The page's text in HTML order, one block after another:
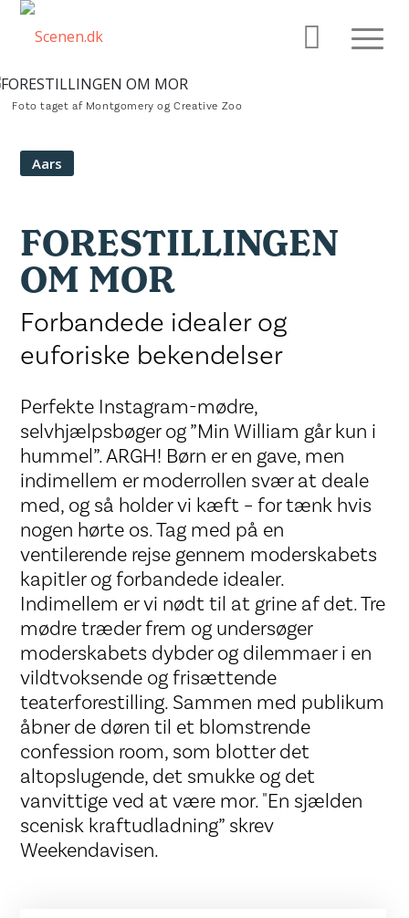
Foto taget af Montgomery og Creative Zoo
Aars
FORESTILLINGEN
OM MOR
Forbandede idealer og
euforiske bekendelser
Perfekte Instagram-mødre,
selvhjælpsbøger og ”Min William går kun i
hummel”. ARGH! Børn er en gave, men
indimellem er moderrollen svær at deale
med, og så holder vi kæft – for tænk hvis
nogen hørte os. Tag med på en
ventilerende rejse gennem moderskabets
kapitler og forbandede idealer.
Indimellem er vi nødt til at grine af det. Tre
mødre træder frem og undersøger
moderskabets dybder og dilemmaer i en
vildtvoksende og frisættende
teaterforestilling. Sammen med publikum
åbner de døren til et blomstrende
confession room, som blotter det
altopslugende, det smukke og det
vanvittige ved at være mor. "En sjælden
scenisk kraftudladning” skrev
Weekendavisen.